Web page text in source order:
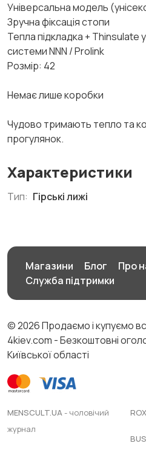
Універсальна модель
Зручна фіксація стопи
Тепла підкладка + Thinsulate
системи NNN / Prolink
Розмір: 42
Немає лише коробки
Чудово тримають тепло та
прогулянок.
Характеристики
Тип: Гірські лижі
Магазини Блог
Про
Служба підтримки
© 2026 Продаємо і купуємо
4kiev.com - Безкоштовні
Київської області
MENSCULT.UA- чоловічий
журнал